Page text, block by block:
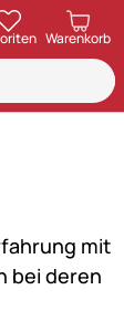
Warenkorb
mit
bei deren